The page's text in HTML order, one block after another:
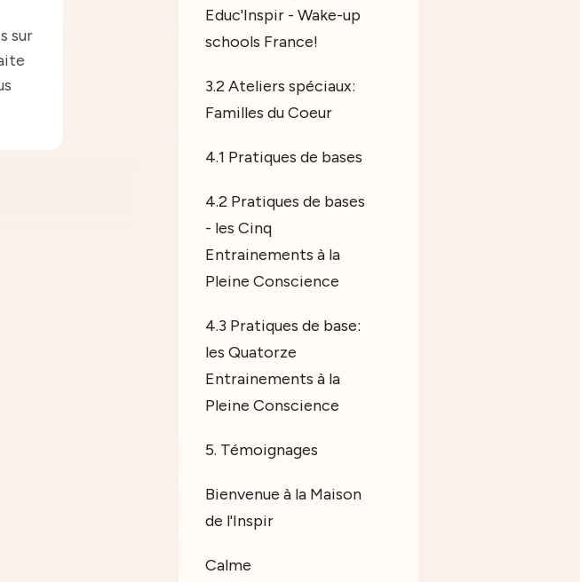
sur
Educ'Inspir - Wake-up
schools France!
3.2 Ateliers spéciaux:
Familles du Coeur
4.1 Pratiques de bases
4.2 Pratiques de bases
- les Cinq
Entrainements à la
Pleine Conscience
4.3 Pratiques de base:
les Quatorze
Entrainements à la
Pleine Conscience
5. Témoignages
Bienvenue à la Maison
de l'Inspir
Calme